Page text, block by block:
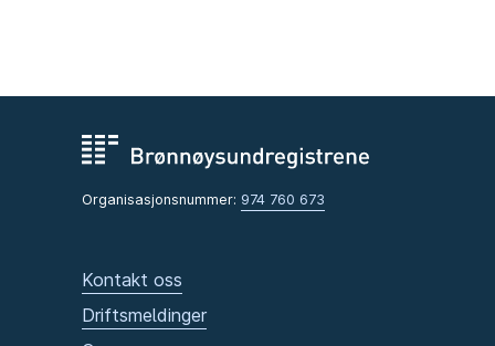
Organisasjonsnummer: 974 760 673
Kontakt oss
Driftsmeldinger